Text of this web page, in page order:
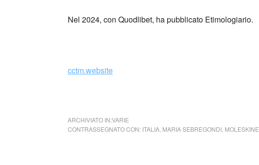
Nel 2024, con Quodlibet, ha pubblicato Etimologiario.
cctm.website
ARCHIVIATO IN:VARIE
CONTRASSEGNATO CON: ITALIA MARIA SEBREGONDI MOLESKINE